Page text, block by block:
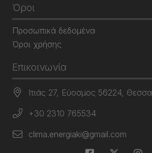
Όροι
Προσωπικά δεδομένα
Όροι χρήσης
Επικοινωνία
Ιτιάς 27, Εύοσμος 56224,
+30 2310 765534
clima.energiaki@gmail.com